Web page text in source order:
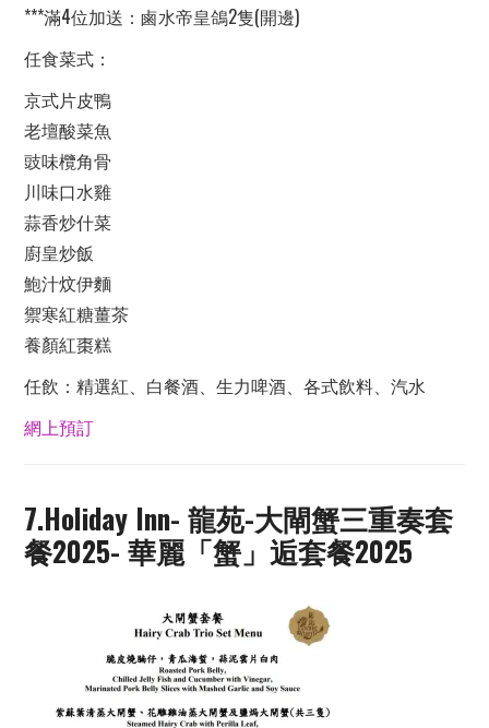
***滿4位加送：鹵水帝皇鴿2隻(開邊)
任食菜式：
京式片皮鴨
老壇酸菜魚
豉味欖角骨
川味口水雞
蒜香炒什菜
廚皇炒飯
鮑汁炆伊麵
禦寒紅糖薑茶
養顏紅棗糕
任飲：精選紅、白餐酒、生力啤酒、各式飲料、汽水
網上預訂
7.Holiday Inn- 龍苑-大閘蟹三重奏套
餐2025- 華麗「蟹」逅套餐2025